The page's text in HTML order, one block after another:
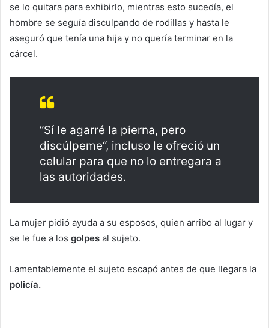
se lo quitara para exhibirlo, mientras esto sucedía, el
hombre se seguía disculpando de rodillas y hasta le
aseguró que tenía una hija y no quería terminar en la
cárcel.
“Sí le agarré la pierna, pero
discúlpeme“, incluso le ofreció un
celular para que no lo entregara a
las autoridades.
La mujer pidió ayuda a su esposos, quien arribo al lugar y
se le fue a los golpes al sujeto.
Lamentablemente el sujeto escapó antes de que llegara la
policía.